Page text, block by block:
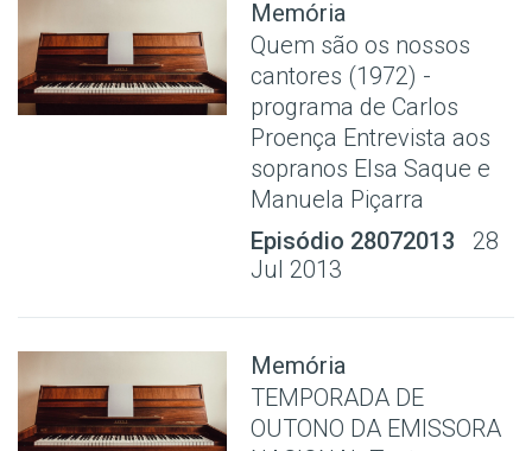
Memória
Quem são os nossos
cantores (1972) -
programa de Carlos
Proença Entrevista aos
sopranos Elsa Saque e
Manuela Piçarra
Episódio 28072013
28
Jul 2013
Memória
TEMPORADA DE
OUTONO DA EMISSORA